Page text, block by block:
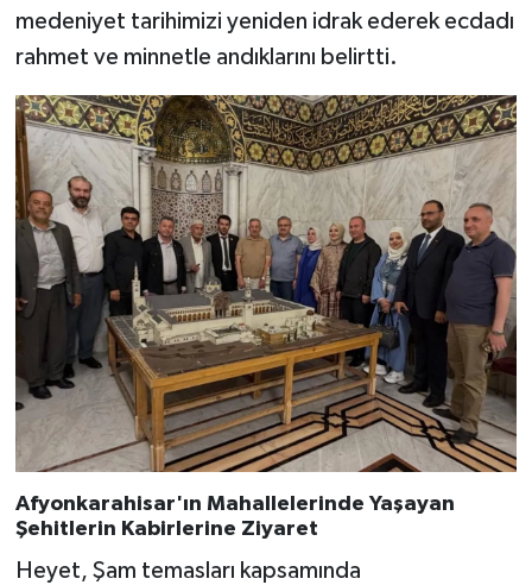
medeniyet tarihimizi yeniden idrak ederek ecdadı
rahmet ve minnetle andıklarını belirtti.
Afyonkarahisar'ın Mahallelerinde Yaşayan
Şehitlerin Kabirlerine Ziyaret
Heyet, Şam temasları kapsamında